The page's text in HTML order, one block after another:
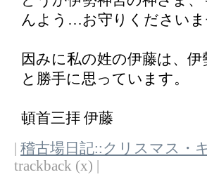
んよう…お守りくださいま
因みに私の姓の伊藤は、
と勝手に思っています。
頓首三拝 伊藤
稽古場日記::クリスマス・
trackback (x) |